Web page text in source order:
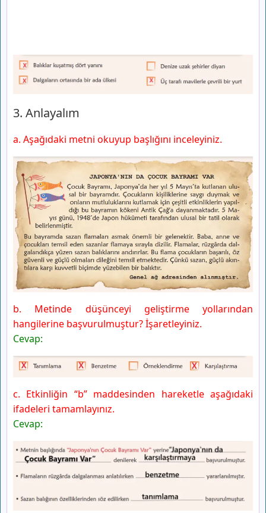
3. Anlayalım
a. Aşağıdaki metni okuyup başlığını inceleyiniz.
b. Metinde düşünceyi geliştirme yollarından
hangilerine başvurulmuştur? İşaretleyiniz.
Cevap:
c. Etkinliğin “b” maddesinden hareketle aşağıdaki
ifadeleri tamamlayınız.
Cevap: